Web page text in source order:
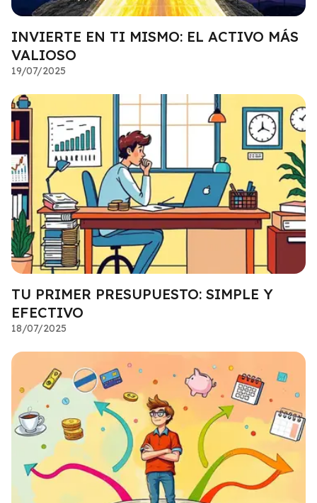
INVIERTE EN TI MISMO: EL ACTIVO MÁS
VALIOSO
19/07/2025
TU PRIMER PRESUPUESTO: SIMPLE Y
EFECTIVO
18/07/2025